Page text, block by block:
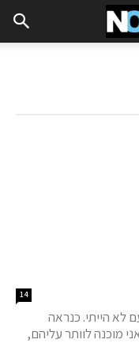
14
לא הייתי. כנראה
מוכנה לוותר עליהם,